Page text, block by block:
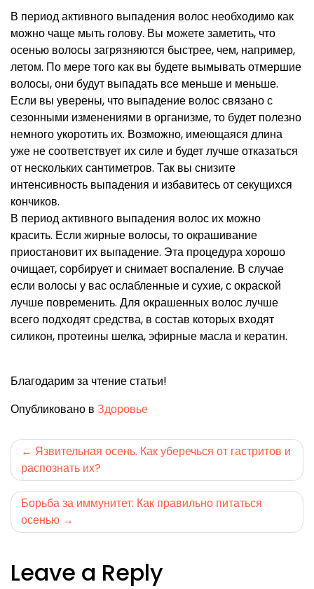
В период активного выпадения волос необходимо как
можно чаще мыть голову. Вы можете заметить, что
осенью волосы загрязняются быстрее, чем, например,
летом. По мере того как вы будете вымывать отмершие
волосы, они будут выпадать все меньше и меньше.
Если вы уверены, что выпадение волос связано с
сезонными изменениями в организме, то будет полезно
немного укоротить их. Возможно, имеющаяся длина
уже не соответствует их силе и будет лучше отказаться
от нескольких сантиметров. Так вы снизите
интенсивность выпадения и избавитесь от секущихся
кончиков.
В период активного выпадения волос их можно
красить. Если жирные волосы, то окрашивание
приостановит их выпадение. Эта процедура хорошо
очищает, сорбирует и снимает воспаление. В случае
если волосы у вас ослабленные и сухие, с окраской
лучше повременить. Для окрашенных волос лучше
всего подходят средства, в состав которых входят
силикон, протеины шелка, эфирные масла и кератин.
Благодарим за чтение статьи!
Опубликовано в Здоровье
Навигация
по
записям
Язвительная осень. Как уберечься от гастритов и
распознать их?
Борьба за иммунитет: Как правильно питаться
осенью
Leave a Reply